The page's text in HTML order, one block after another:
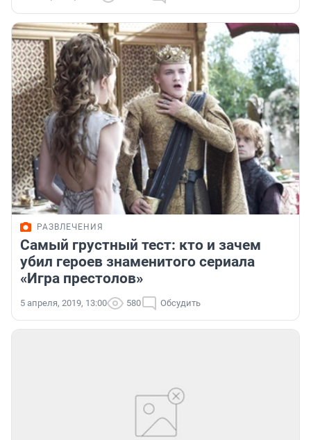
РАЗВЛЕЧЕНИЯ
Самый грустный тест: кто и зачем
убил героев знаменитого сериала
«Игра престолов»
5 апреля, 2019, 13:00 580 Обсудить